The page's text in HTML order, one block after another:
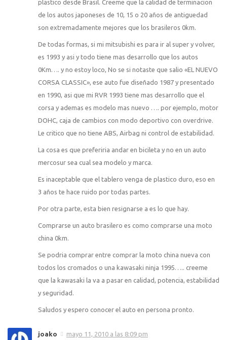
plastico desde Brasil. Creeme que la calidad de terminacion
de los autos japoneses de 10, 15 o 20 años de antiguedad
son extremadamente mejores que los brasileros 0km.
De todas formas, si mi mitsubishi es para ir al super y volver,
es 1993 y asi y todo tiene mas desarrollo que los autos
0Km…. y no estoy loco, No se si notaste que salio «EL NUEVO
CORSA CLASSIC», ese auto fue diseñado 1987 y presentado
en 1990, asi que mi RVR 1993 tiene mas desarrollo que el
corsa y ademas es modelo mas nuevo …. por ejemplo, motor
DOHC, caja de cambios con modo deportivo con overdrive.
Le critico que no tiene ABS, Airbag ni control de estabilidad.
La cosa es que preferiria andar en bicileta y no en un auto
mercosur sea cual sea modelo y marca.
Es inaceptable que el tablero venga de plastico duro, eso en
3 años te hace ruido por todas partes.
Por otra parte, esta bien resignarse a es lo que hay.
Comprarse un auto brasilero es como comprarse una moto
china 0km.
Se podria comprar entre comprar la moto china nueva con
todos los cromados o una kawasaki ninja 1995….. creeme
que la kawasaki la va a pasar en calidad, potencia, estabilidad
y seguridad.
Saludos y espero conocer el auto en persona pronto.
joako mayo 11, 2010 a las 8:09 pm